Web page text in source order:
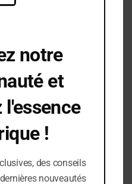
: LES
ADOPTER
EN
notre peau ? Quand la
elle rafraîchit l’air,
notre
et
!
des conseils
nouveautés